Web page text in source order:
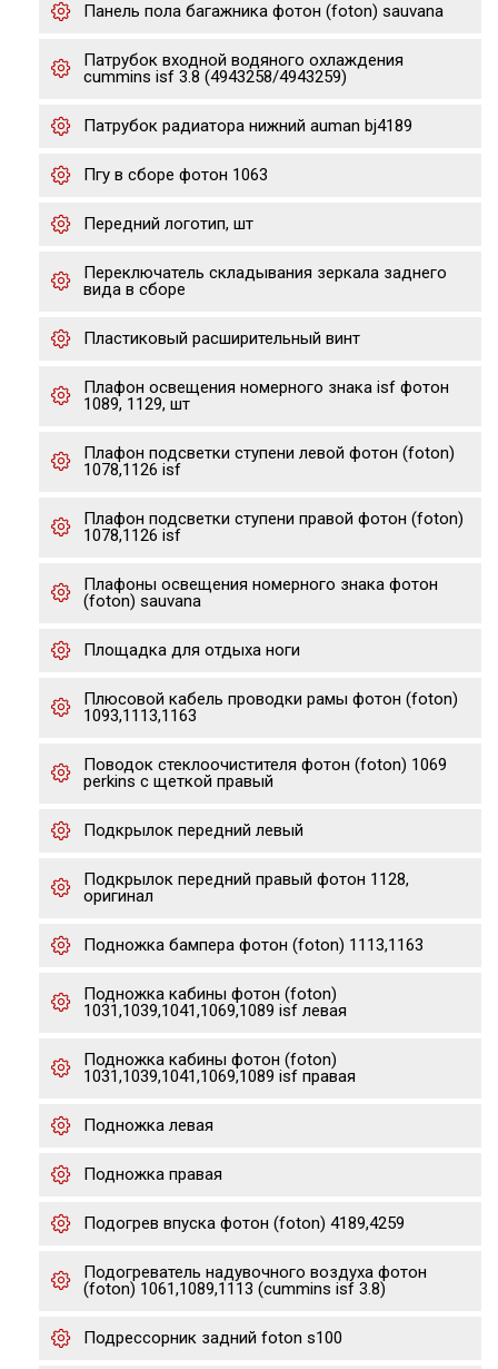
Панель пола багажника фотон (foton) sauvana
Патрубок входной водяного охлаждения
cummins isf 3.8 (4943258/4943259)
Патрубок радиатора нижний auman bj4189
Пгу в сборе фотон 1063
Передний логотип, шт
Переключатель складывания зеркала заднего
вида в сборе
Пластиковый расширительный винт
Плафон освещения номерного знака isf фотон
1089, 1129, шт
Плафон подсветки ступени левой фотон (foton)
1078,1126 isf
Плафон подсветки ступени правой фотон (foton)
1078,1126 isf
Плафоны освещения номерного знака фотон
(foton) sauvana
Площадка для отдыха ноги
Плюсовой кабель проводки рамы фотон (foton)
1093,1113,1163
Поводок стеклоочистителя фотон (foton) 1069
perkins с щеткой правый
Подкрылок передний левый
Подкрылок передний правый фотон 1128,
оригинал
Подножка бампера фотон (foton) 1113,1163
Подножка кабины фотон (foton)
1031,1039,1041,1069,1089 isf левая
Подножка кабины фотон (foton)
1031,1039,1041,1069,1089 isf правая
Подножка левая
Подножка правая
Подогрев впуска фотон (foton) 4189,4259
Подогреватель надувочного воздуха фотон
(foton) 1061,1089,1113 (cummins isf 3.8)
Подрессорник задний foton s100